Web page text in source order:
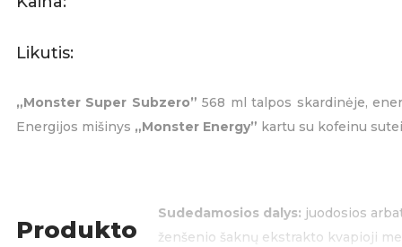
Likutis:
„Monster Super Subzero” 568 ml talpos skardinėje,
Energijos mišinys „Monster Energy” kartu su kofeinu
Produkto
Sudedamosios dalys: juodosios
ženšenio šaknų ekstrakto kvapioji